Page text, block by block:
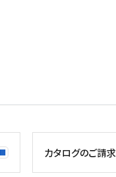
カタログのご請求